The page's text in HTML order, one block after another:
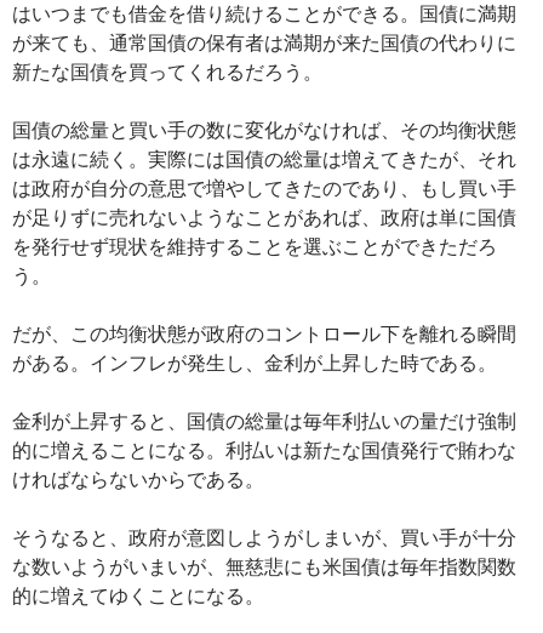
はいつまでも借金を借り続けることができる。国債に満期
が来ても、通常国債の保有者は満期が来た国債の代わりに
新たな国債を買ってくれるだろう。
国債の総量と買い手の数に変化がなければ、その均衡状態
は永遠に続く。実際には国債の総量は増えてきたが、それ
は政府が自分の意思で増やしてきたのであり、もし買い手
が足りずに売れないようなことがあれば、政府は単に国債
を発行せず現状を維持することを選ぶことができただろ
う。
だが、この均衡状態が政府のコントロール下を離れる瞬間
がある。インフレが発生し、金利が上昇した時である。
金利が上昇すると、国債の総量は毎年利払いの量だけ強制
的に増えることになる。利払いは新たな国債発行で賄わな
ければならないからである。
そうなると、政府が意図しようがしまいが、買い手が十分
な数いようがいまいが、無慈悲にも米国債は毎年指数関数
的に増えてゆくことになる。